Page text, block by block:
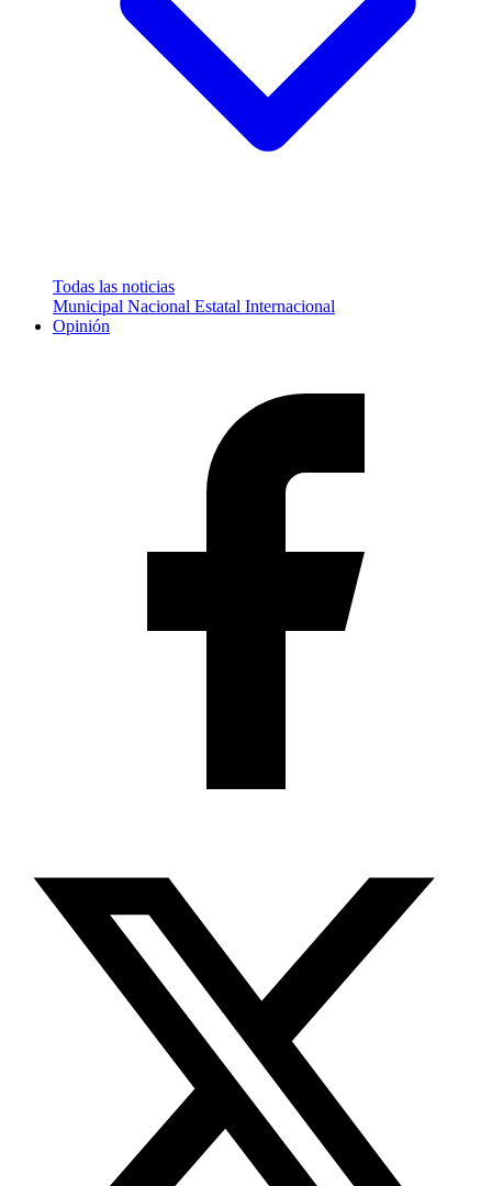
Todas las noticias
Municipal Nacional Estatal Internacional
Opinión